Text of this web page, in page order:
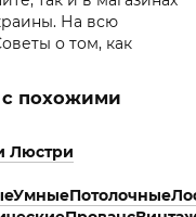
На всю
о том, как
с похожими
Люстри
УмныеПотолочные